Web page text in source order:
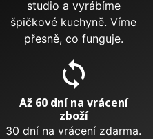
studio a vyrábíme
špičkové kuchyně. Víme
přesně, co funguje.
sync
Až 60 dní na vrácení
zboží
30 dní na vrácení zdarma.